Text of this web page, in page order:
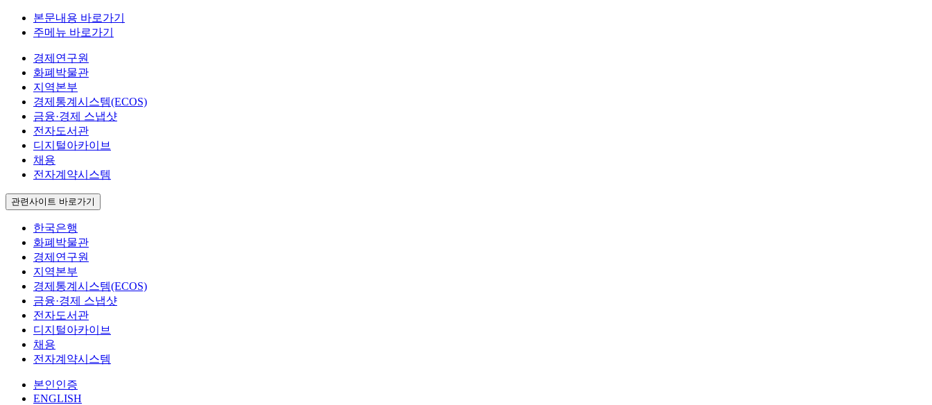
본문내용 바로가기
주메뉴 바로가기
경제연구원
화폐박물관
지역본부
경제통계시스템(ECOS)
금융·경제 스냅샷
전자도서관
디지털아카이브
채용
전자계약시스템
관련사이트 바로가기
한국은행
화폐박물관
경제연구원
지역본부
경제통계시스템(ECOS)
금융·경제 스냅샷
전자도서관
디지털아카이브
채용
전자계약시스템
본인인증
ENGLISH